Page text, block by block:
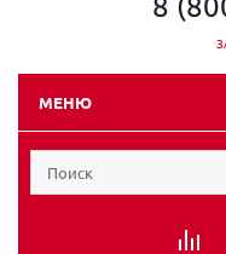
МЕНЮ